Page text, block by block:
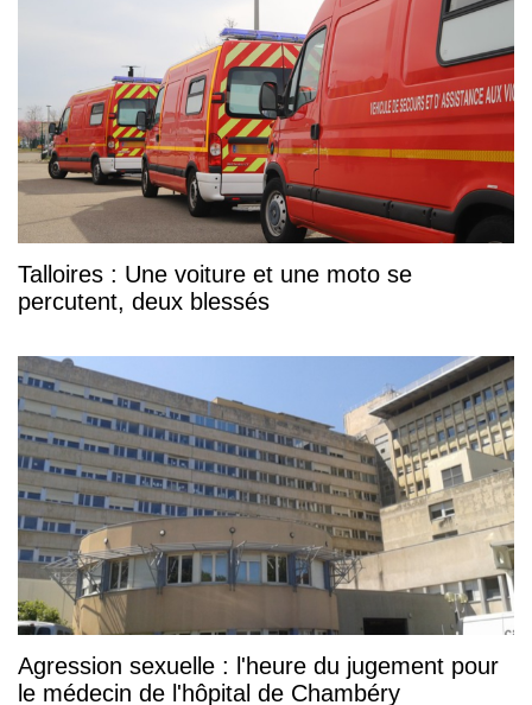
Talloires : Une voiture et une moto se
percutent, deux blessés
Agression sexuelle : l'heure du jugement pour
le médecin de l'hôpital de Chambéry